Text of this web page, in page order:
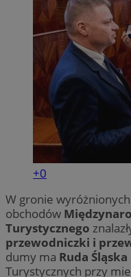
+0
W gronie
obchodów
Turystycznego
przewodniczki i
dumy ma Ruda Śląska
Turystycznych przy